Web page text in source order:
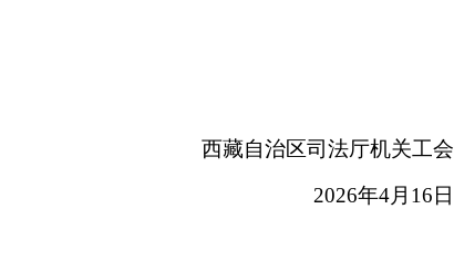
西藏自治区司法厅机关工会
2026年4月 16日